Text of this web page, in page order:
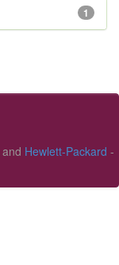
1
and Hewlett-Packard -